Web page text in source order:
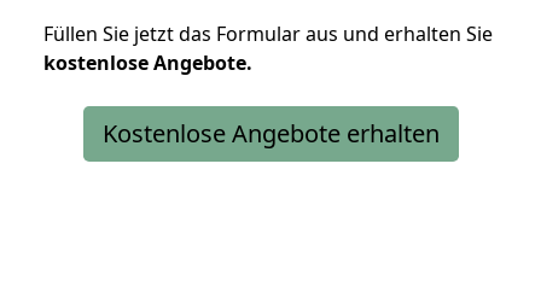
Füllen Sie jetzt das Formular aus und erhalten Sie
kostenloseAngebote.
Kostenlose Angebote erhalten